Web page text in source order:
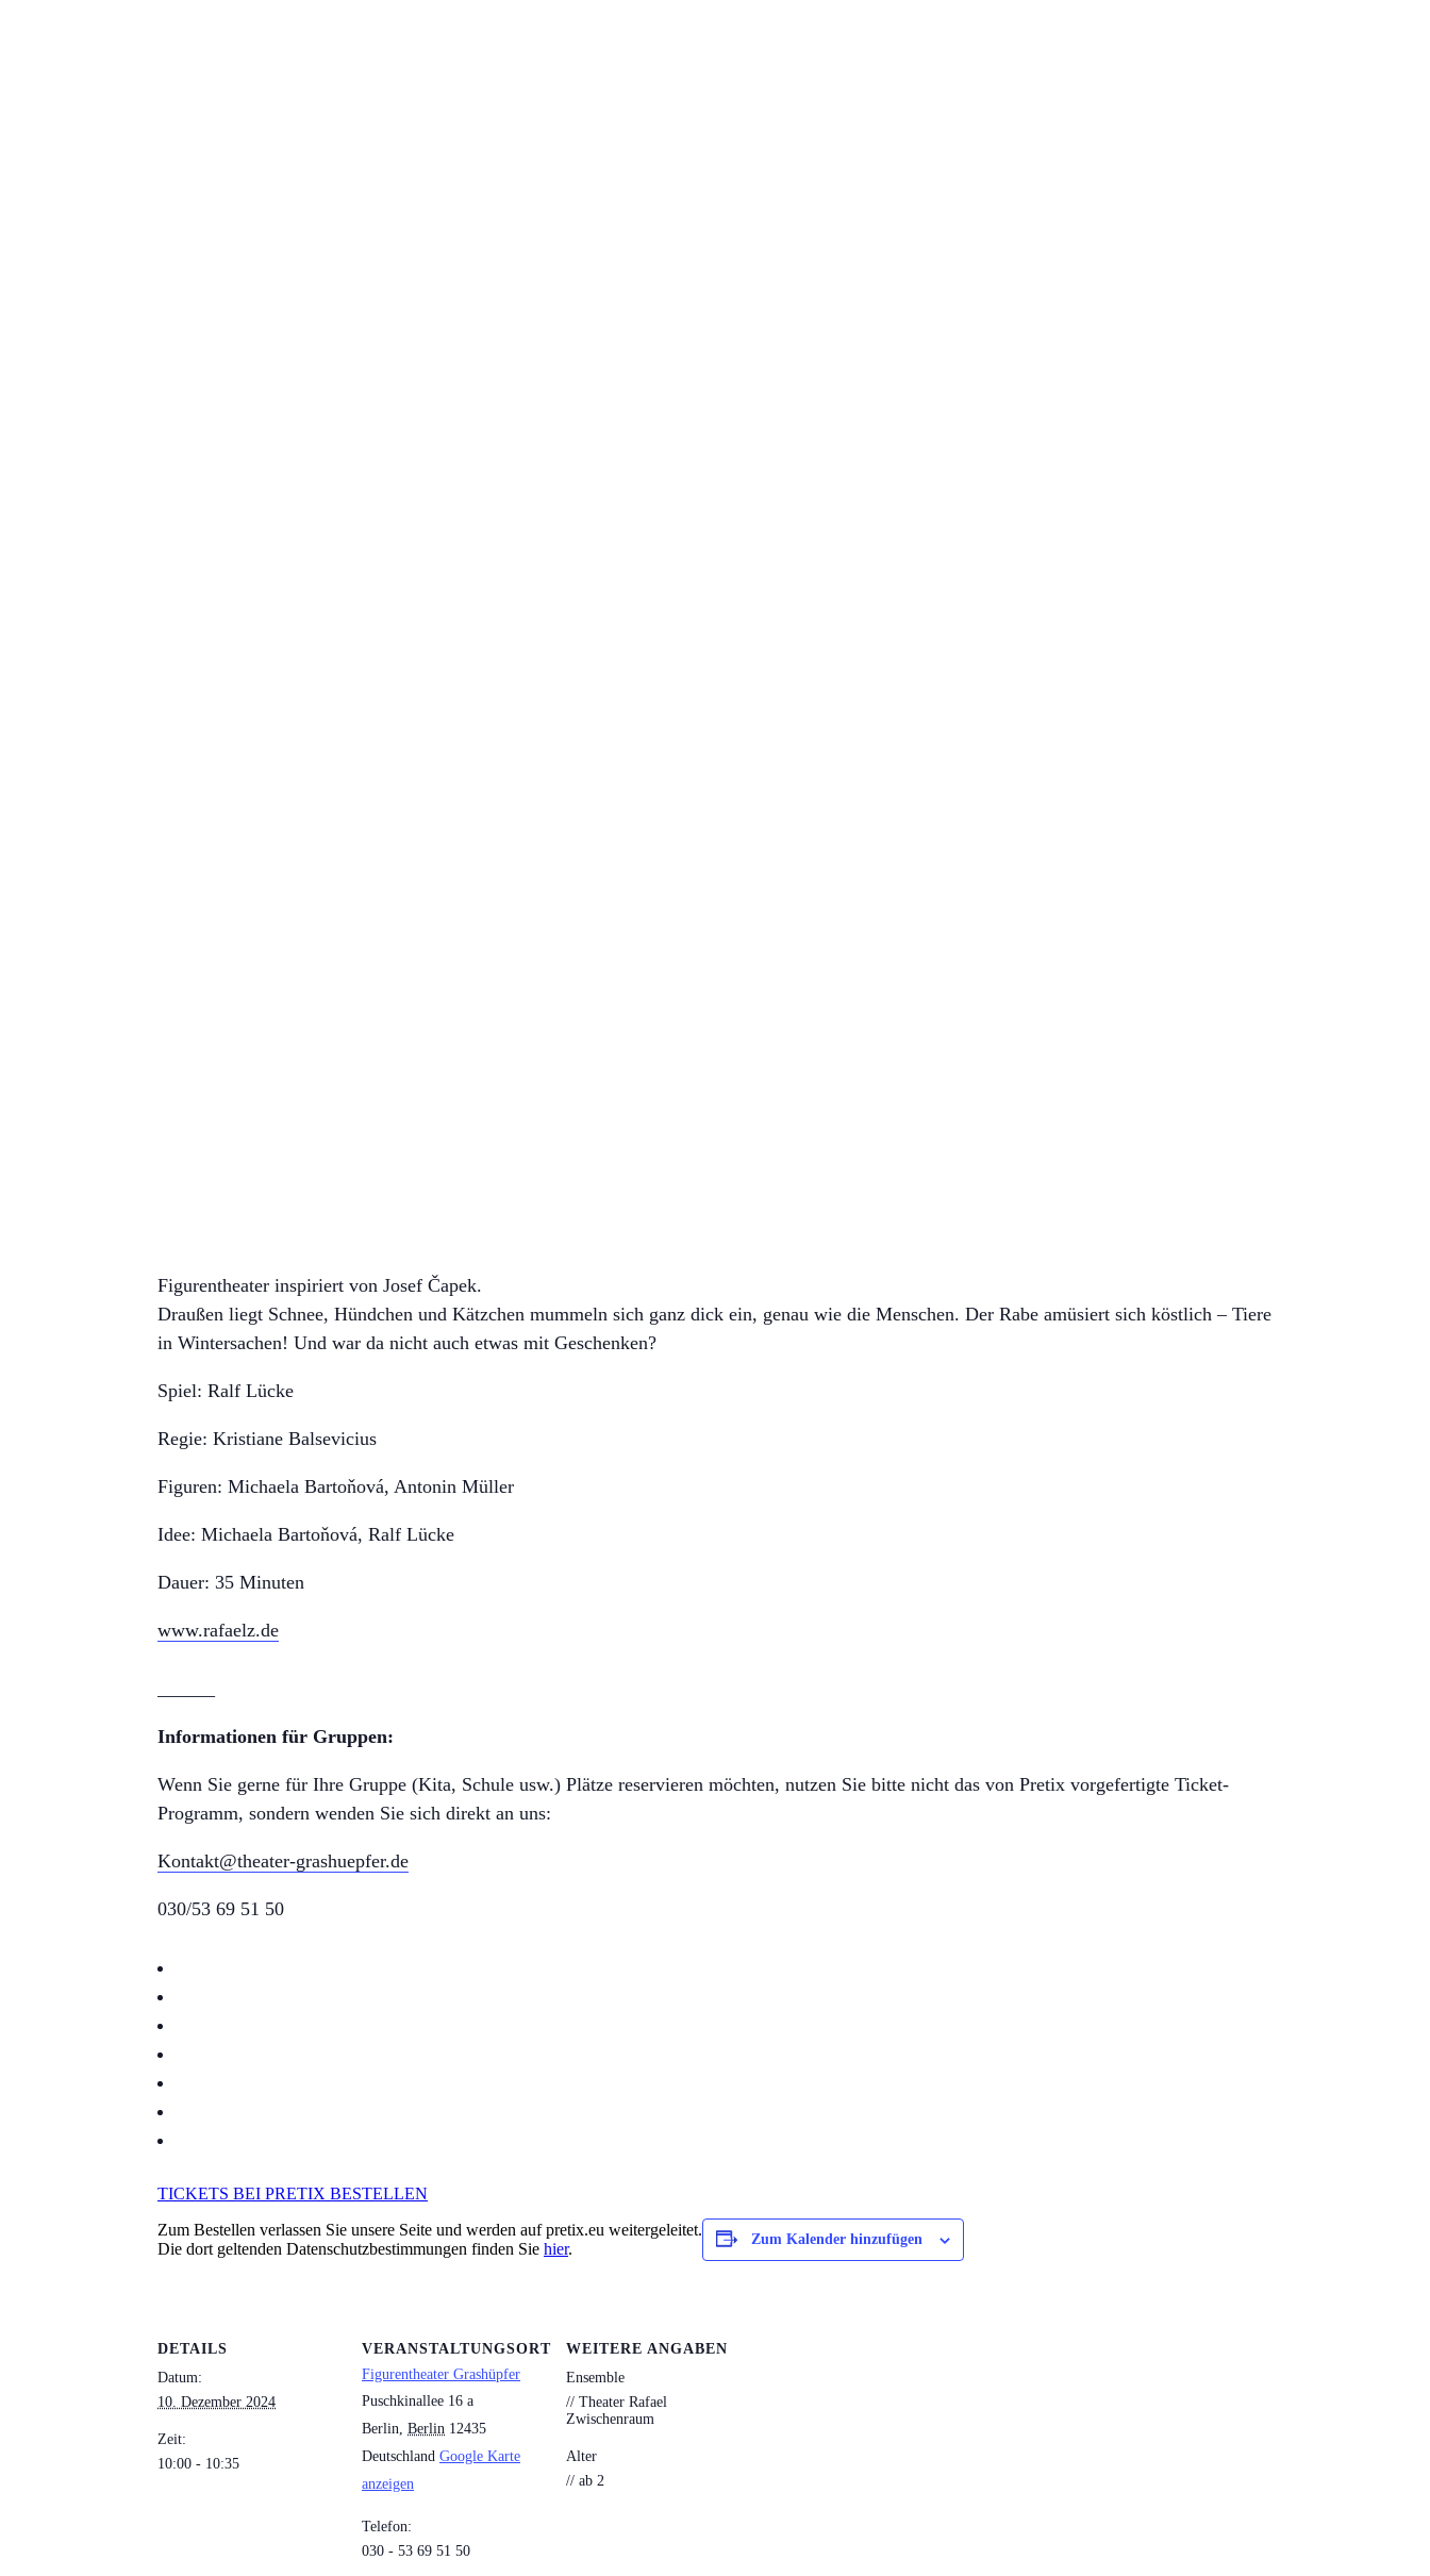
Figurentheater inspiriert von Josef Čapek.
Draußen liegt Schnee, Hündchen und Kätzchen mummeln sich ganz dick ein, genau wie die Menschen. Der Rabe amüsiert sich köstlich – Tiere
in Wintersachen! Und war da nicht auch etwas mit Geschenken?
Spiel: Ralf Lücke
Regie: Kristiane Balsevicius
Figuren: Michaela Bartoňová, Antonin Müller
Idee: Michaela Bartoňová, Ralf Lücke
Dauer: 35 Minuten
www.rafaelz.de
Informationen für Gruppen:
Wenn Sie gerne für Ihre Gruppe (Kita, Schule usw.) Plätze reservieren möchten, nutzen Sie bitte nicht das von Pretix vorgefertigte Ticket-
Programm, sondern wenden Sie sich direkt an uns:
Kontakt@theater-grashuepfer.de
030/53 69 51 50
TICKETS BEI PRETIX BESTELLEN
Zum Bestellen verlassen Sie unsere Seite und werden auf pretix.eu weitergeleitet.
Die dort geltenden Datenschutzbestimmungen finden Sie hier.
Zum Kalender hinzufügen
DETAILS
Datum:
10. Dezember 2024
Zeit:
10:00 - 10:35
VERANSTALTUNGSORT
Figurentheater Grashüpfer
Puschkinallee 16 a
Berlin, Berlin 12435
Deutschland Google Karte
anzeigen
Telefon:
030 - 53 69 51 50
WEITERE ANGABEN
Ensemble
// Theater Rafael
Zwischenraum
Alter
// ab 2